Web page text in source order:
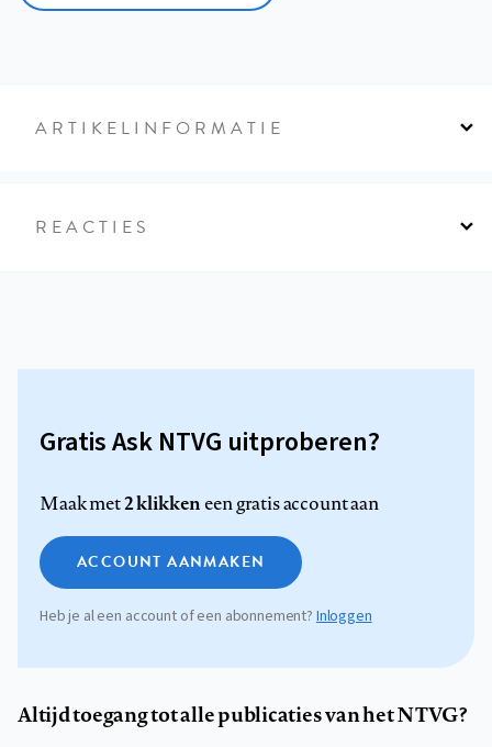
ARTIKELINFORMATIE
REACTIES
Gratis Ask NTVG uitproberen?
Maak met2 klikkeneen gratis account aan
ACCOUNT AANMAKEN
Heb je al een account of een abonnement?Inloggen
Altijd toegang tot alle publicaties van het NTVG?